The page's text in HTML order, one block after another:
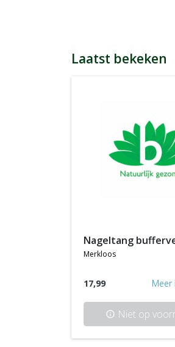
Laatst bekeken
nageltang
merkloos
17,99 Meer
info Niet op